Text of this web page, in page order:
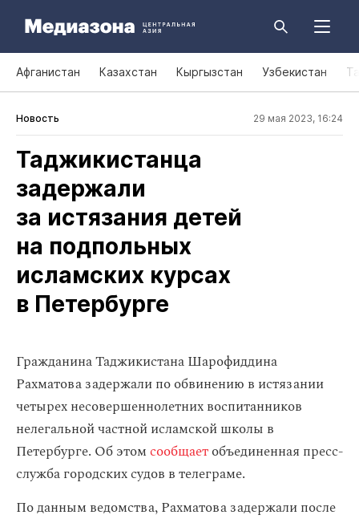
Афганистан Казахстан Кыргызстан Узбекистан
Новость 29 мая 2023, 16:24
Таджикистанца
задержали
за истязания детей
на подпольных
исламских курсах
в Петербурге
Гражданина Таджикистана Шарофиддина
Рахматова задержали по обвинению в истязании
четырех несовершеннолетних воспитанников
нелегальной частной исламской школы в
Петербурге. Об этомсообщаетобъединенная пресс-
служба городских судов в телеграме.
По данным ведомства, Рахматова задержали после